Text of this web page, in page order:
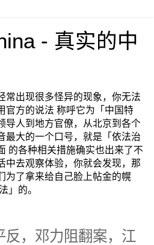
- 真实的中
常出现很多怪异的现象，你无法
官方的说法 称呼它为「中国特
导人到地方官僚，从北京到各个
最大的一个口号，就是「依法治
的各种相关措施确实也出来了不
中去观察体验，你就会发现，那
为了拿来给自己脸上帖金的幌
」的。
反，邓力阻翻案，江